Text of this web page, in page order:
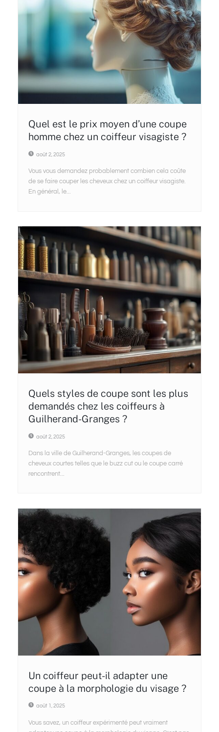
Quel est le prix moyen d’une coupe
homme chez un coiffeur visagiste ?
août 2, 2025
Vous vous demandez probablement combien cela coûte
de se faire couper les cheveux chez un coiffeur visagiste.
En général, le...
Quels styles de coupe sont les plus
demandés chez les coiffeurs à
Guilherand-Granges ?
août 2, 2025
Dans la ville de Guilherand-Granges, les coupes de
cheveux courtes telles que le buzz cut ou le coupe carré
rencontrent...
Un coiffeur peut-il adapter une
coupe à la morphologie du visage ?
août 1, 2025
Vous savez, un coiffeur expérimenté peut vraiment